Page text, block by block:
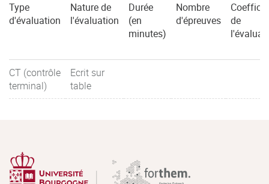
Type
d'évaluation
Nature de
l'évaluation
Durée
(en
minutes)
Nombre
d'épreuves
de
CT (contrôle
terminal)
Ecrit sur
table